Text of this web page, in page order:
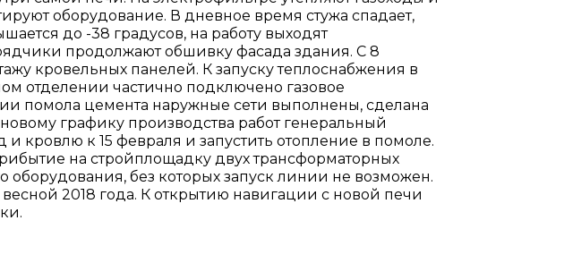
оборудование. В дневное время стужа спадает,
до -38 градусов, на работу выходят
продолжают обшивку фасада здания. С 8
кровельных панелей. К запуску теплоснабжения в
отделении частично подключено газовое
помола цемента наружные сети выполнены, сделана
графику производства работ генеральный
кровлю к 15 февраля и запустить отопление в помоле.
на стройплощадку двух трансформаторных
без которых запуск линии не возможен.
2018 года. К открытию навигации с новой печи